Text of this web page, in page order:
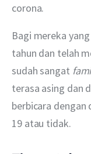
corona.
Bagi mereka
tahun dan telah
sudah sangat
terasa asing dan
berbicara dengan
19 atau tidak.